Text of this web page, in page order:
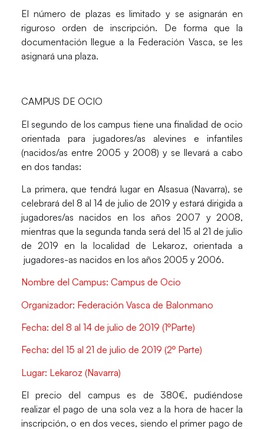
El número de plazas es limitado y se asignarán en
riguroso orden de inscripción. De forma que la
documentación llegue a la Federación Vasca, se les
asignará una plaza.
CAMPUS DE OCIO
El segundo de los campus tiene una finalidad de ocio
orientada para jugadores/as alevines e infantiles
(nacidos/as entre 2005 y 2008) y se llevará a cabo
en dos tandas:
La primera, que tendrá lugar en Alsasua (Navarra), se
celebrará del 8 al 14 de julio de 2019 y estará dirigida a
jugadores/as nacidos en los años 2007 y 2008,
mientras que la segunda tanda será del 15 al 21 de julio
de 2019 en la localidad de Lekaroz, orientada a
jugadores-as nacidos en los años 2005 y 2006.
Nombre del Campus: Campus de Ocio
Organizador: Federación Vasca de Balonmano
Fecha: del 8 al 14 de julio de 2019 (1ºParte)
Fecha: del 15 al 21 de julio de 2019 (2º Parte)
Lugar: Lekaroz (Navarra)
El precio del campus es de 380€, pudiéndose
realizar el pago de una sola vez a la hora de hacer la
inscripción, o en dos veces, siendo el primer pago de